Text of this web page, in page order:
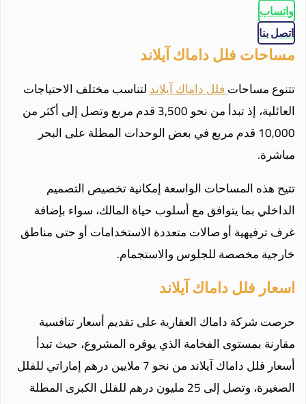
واتساب
اتصل بنا
مساحات فلل داماك آيلاند
تتنوع مساحاتفلل داماك آيلاندلتناسب مختلف الاحتياجات
العائلية، إذ تبدأ من نحو 3,500 قدم مربع وتصل إلى أكثر من
10,000 قدم مربع في بعض الوحدات المطلة على البحر
مباشرة.
تتيح هذه المساحات الواسعة إمكانية تخصيص التصميم
الداخلي بما يتوافق مع أسلوب حياة المالك، سواء بإضافة
غرف ترفيهية أو صالات متعددة الاستخدامات أو حتى مناطق
خارجية مخصصة للجلوس والاستجمام.
اسعار فلل داماك آيلاند
حرصت شركة داماك العقارية على تقديم أسعار تنافسية
مقارنة بمستوى الفخامة الذي يوفره المشروع، حيث تبدأ
أسعار فلل داماك آيلاند من نحو 7 ملايين درهم إماراتي للفلل
الصغيرة، وتصل إلى 25 مليون درهم للفلل الكبرى المطلة